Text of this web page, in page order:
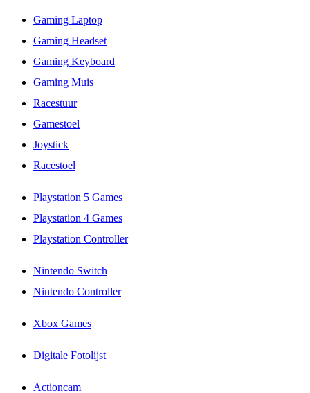
Gaming Laptop
Gaming Headset
Gaming Keyboard
Gaming Muis
Racestuur
Gamestoel
Joystick
Racestoel
Playstation 5 Games
Playstation 4 Games
Playstation Controller
Nintendo Switch
Nintendo Controller
Xbox Games
Digitale Fotolijst
Actioncam